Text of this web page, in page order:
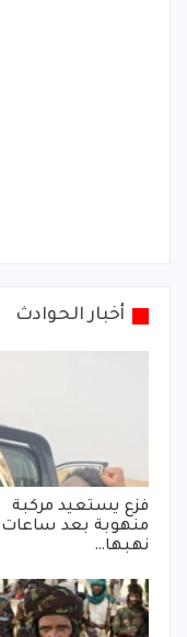
أخبار الحوادث
فزع يستعيد مركبة
منهوبة بعد
نهبها…